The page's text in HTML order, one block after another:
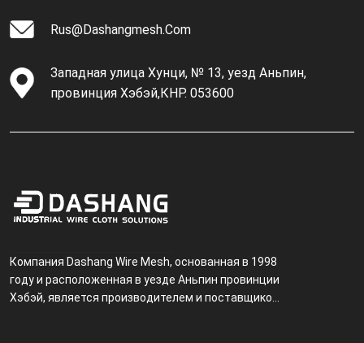
Rus@dashangmesh.com
Западная улица Хунци, № 13, уезд Аньпин,
провинция Хэбэй,КНР. 053600
Компания Dashang Wire Mesh, основанная в 1998
году и расположенная в уезде Аньпин провинции
Хэбэй, является производителем и поставщиком,